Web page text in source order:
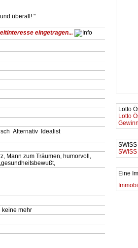
überall! "
eingetragen...
Alternativ Idealist
Mann zum Träumen, humorvoll,
keine mehr
Lotto
Lotto
Eine